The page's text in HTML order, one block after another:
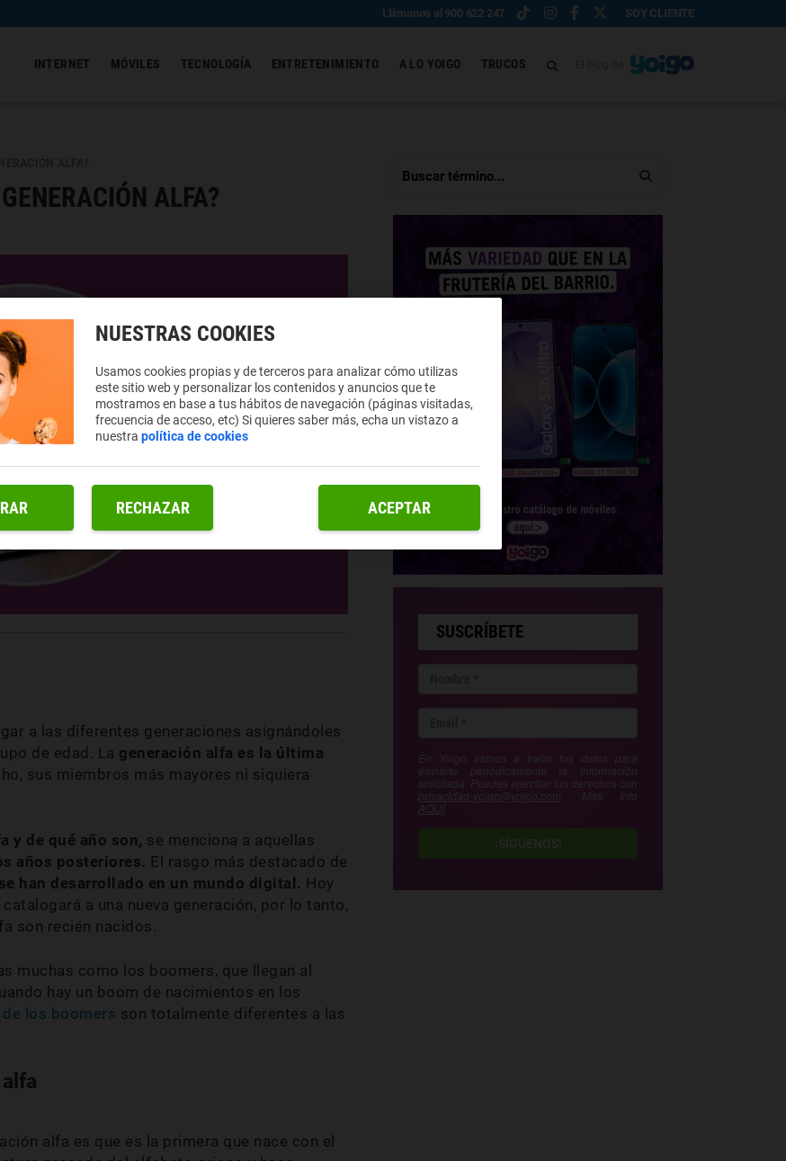
Llámanos al 900 622 247 SOY CLIENTE
INTERNET MÓVILES TECNOLOGÍA ENTRETENIMIENTO A LO YOIGO TRUCOS
ALFA?
a las diferentes generaciones asignándoles
de edad. La generación alfa es la última
sus miembros más mayores ni siquiera
y de qué año son, se menciona a aquellas
años posteriores. El rasgo más destacado de
se han desarrollado en un mundo digital. Hoy
a una nueva generación, por lo tanto,
son recién nacidos.
muchas como los boomers, que llegan al
hay un boom de nacimientos en los
los boomers son totalmente diferentes a las
alfa es que es la primera que nace con el
SUSCRÍBETE
En Yoigo vamos a tratar tus datos para
enviarte periódicamente la información
solicitada. Puedes ejercitar tus derechos con
privacidad-yoigo@yoigo.com . Más Info
AQUÍ
¡SÍGUENOS!
NUESTRAS COOKIES
Usamos cookies propias y de terceros para analizar cómo utilizas
este sitio web y personalizar los contenidos y anuncios que te
mostramos en base a tus hábitos de navegación (páginas visitadas,
frecuencia de acceso, etc) Si quieres saber más, echa un vistazo a
nuestrapolítica de cookies
RECHAZAR ACEPTAR